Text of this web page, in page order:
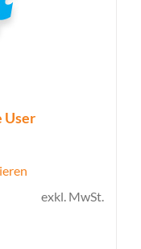
User
exkl. MwSt.